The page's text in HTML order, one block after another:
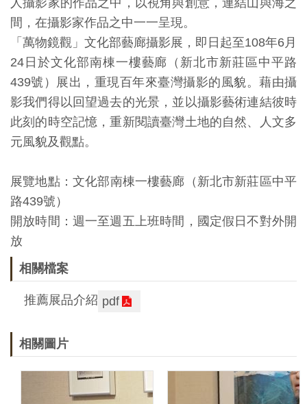
隱
與
資
訊
全
宣
告
資
料
告
人攝影家的作品之中，以視角與創意，連結山與海之
間，在攝影家作品之中一一呈現。
「萬物鏡觀」文化部藝廊攝影展，即日起至108年6月
24日於文化部南棟一樓藝廊（新北市新莊區中平路
439號）展出，重現百年來臺灣攝影的風貌。藉由攝
影我們得以回望過去的光景，並以攝影藝術連結彼時
此刻的時空記憶，重新閱讀臺灣土地的自然、人文多
元風貌及觀點。
展覽地點： 文化部南棟一樓藝廊（新北市新莊區中平
路439號）
開放時間：週一至週五上班時間，國定假日不對外開
放
相關檔案
推薦展品介紹 pdf
相關圖片